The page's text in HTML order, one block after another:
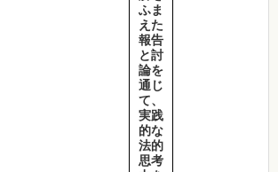
ふま
えた
報告
と討
論を
通じ
て、
実践
的な
法的
思考